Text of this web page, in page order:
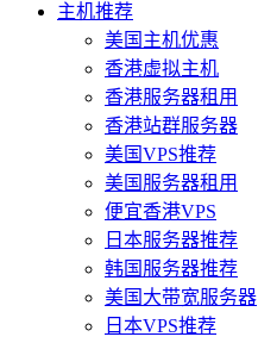
主机推荐
美国主机优惠
香港虚拟主机
香港服务器租用
香港站群服务器
美国VPS推荐
美国服务器租用
便宜香港VPS
日本服务器推荐
韩国服务器推荐
美国大带宽服务器
日本VPS推荐